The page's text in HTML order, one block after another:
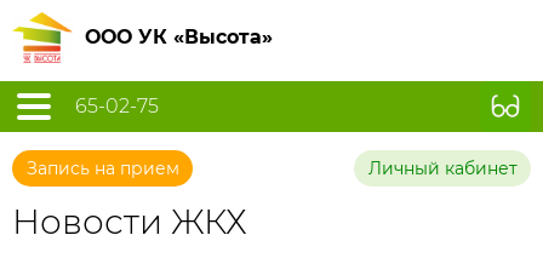
ООО УК «Высота»
65-02-75
Запись на прием Личный кабинет
Новости ЖКХ